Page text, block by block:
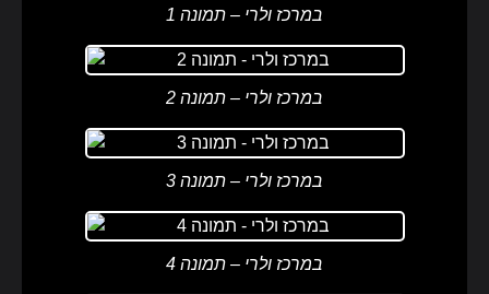
במרכז ולרי – תמונה 1
במרכז ולרי – תמונה 2
במרכז ולרי – תמונה 3
במרכז ולרי – תמונה 4